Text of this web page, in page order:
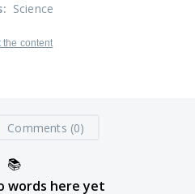
: Science
the content
Comments (0)
📚
words here yet